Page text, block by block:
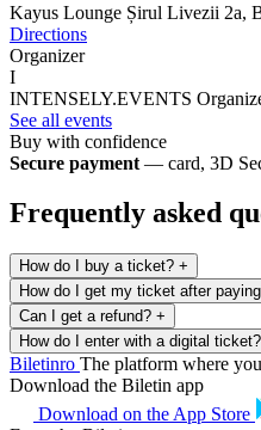
Kayus Lounge Șirul Livezii 2a,
Directions
Organizer
I
INTENSELY.EVENTS
See all events
Buy with confidence
Secure payment — card, 3D
Frequently asked
How do I buy a ticket? +
How do I get my ticket after
Can I get a refund? +
How do I enter with a digital ticket?
Biletinro The platform where
Download the Biletin app
Download on the App Store